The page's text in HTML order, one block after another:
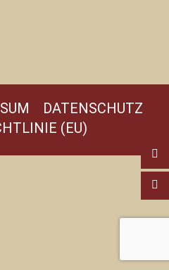
DATENSCHUTZ
(EU)